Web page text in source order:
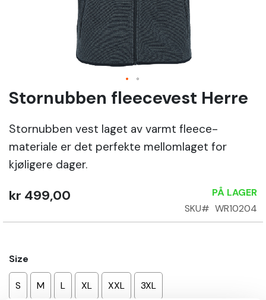
inn
konto
Gå
begynnelsen
bildegalleri
Stornubben fleecevest Herre
Stornubben vest laget av varmt fleece-
materiale er det perfekte mellomlaget for
kjøligere dager.
kr 499,00
PÅ LAGER
SKU
WR10204
Size
S M L XL XXL 3XL